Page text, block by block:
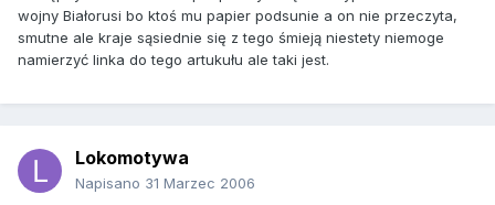
wojny Białorusi bo ktoś mu papier podsunie a on nie przeczyta,
smutne ale kraje sąsiednie się z tego śmieją niestety niemoge
namierzyć linka do tego artukułu ale taki jest.
Lokomotywa
Napisano 31 Marzec 2006